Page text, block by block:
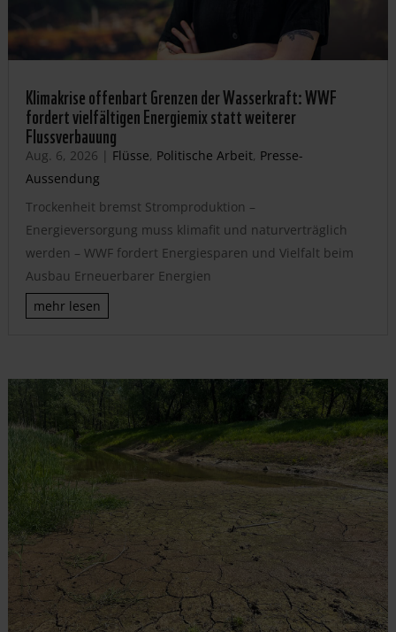
Klimakrise offenbart Grenzen der Wasserkraft: WWF
fordert vielfältigen Energiemix statt weiterer
Flussverbauung
Aug. 6, 2026 | Flüsse, Politische Arbeit, Presse-
Aussendung
Trockenheit bremst Stromproduktion –
Energieversorgung muss klimafit und naturverträglich
werden – WWF fordert Energiesparen und Vielfalt beim
Ausbau Erneuerbarer Energien
mehr lesen